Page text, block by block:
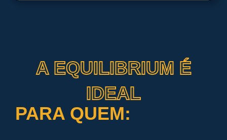
A EQUILIBRIUM É
IDEAL
PARA QUEM: